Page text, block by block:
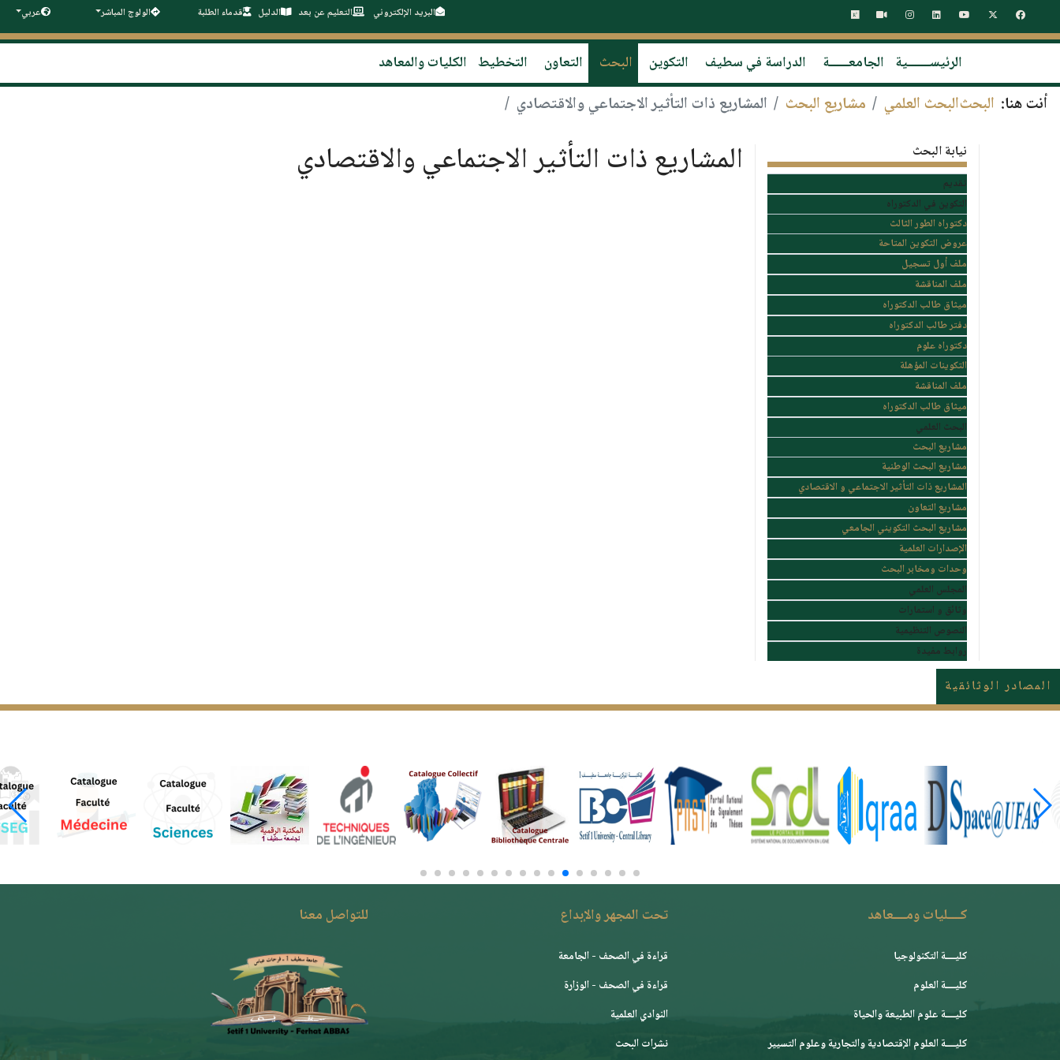
البريد الإلكتروني التعليم عن بعد الدليل قدماء الطلبة الولوج المباشر عربي
الرئيســـــــية الجامعــــــة الدراسة في سطيف التكوين البحث التعاون التخطيط الكليات والمعاهد
أنت هنا: البحثالبحث العلمي مشاريع البحث المشاريع ذات التأثير الاجتماعي والاقتصادي
نيابة البحث
تقديم
التكوين في الدكتوراه
دكتوراه الطور الثالث
عروض التكوين المتاحة
ملف أول تسجيل
ملف المناقشة
ميثاق طالب الدكتوراه
دفتر طالب الدكتوراه
دكتوراه علوم
التكوينات المؤهلة
ملف المناقشة
ميثاق طالب الدكتوراه
البحث العلمي
مشاريع البحث
مشاريع البحث الوطنية
المشاريع ذات التأثير الاجتماعي و الاقتصادي
مشاريع التعاون
مشاريع البحث التكويني الجامعي
الإصدارات العلمية
وحدات ومخابر البحث
المجلس العلمي
وثائق و استمارات
النصوص التنظيمية
روابط مفيدة
المشاريع ذات التأثير الاجتماعي والاقتصادي
المصادر الوثائقية
كــــليات ومــــعاهد
كليــــة التكنولوجيا
كليــــة العلوم
كليــــة علوم الطبيعة والحياة
كليــــة العلوم الإقتصادية والتجارية وعلوم التسيير
تحت المجهر والإبداع
قراءة في الصحف - الجامعة
قراءة في الصحف - الوزارة
النوادي العلمية
نشرات البحث
للتواصل معنا